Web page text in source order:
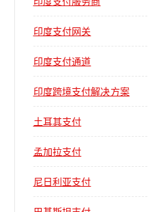
印度支付网关
印度支付通道
印度跨境支付解决方案
土耳其支付
孟加拉支付
尼日利亚支付